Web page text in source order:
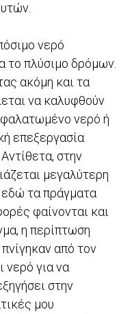
νερό
το πλύσιμο δρόμων.
ακόμη και τα
να καλυφθούν
νερό ή
επεξεργασία
στην
μεγαλύτερη
εδώ τα πράγματα
φαίνονται και
η περίπτωση
από τον
νερό για να
στην
μου